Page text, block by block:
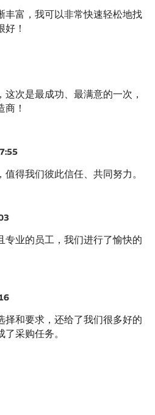
丰富，我可以非常快速轻松地找
！
次是最成功、最满意的一次，
！
得我们彼此信任、共同努力。
专业的员工，我们进行了愉快的
择和要求，还给了我们很多好的
采购任务。